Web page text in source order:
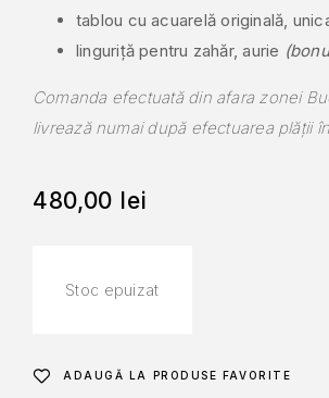
tablou cu acuarelă originală,
linguriță pentru zahăr, aurie
Comanda efectuată din afara zonei
livrează numai după efectuarea plății
480,00 lei
Stoc epuizat
ADAUGĂ LA PRODUSE FAVORITE